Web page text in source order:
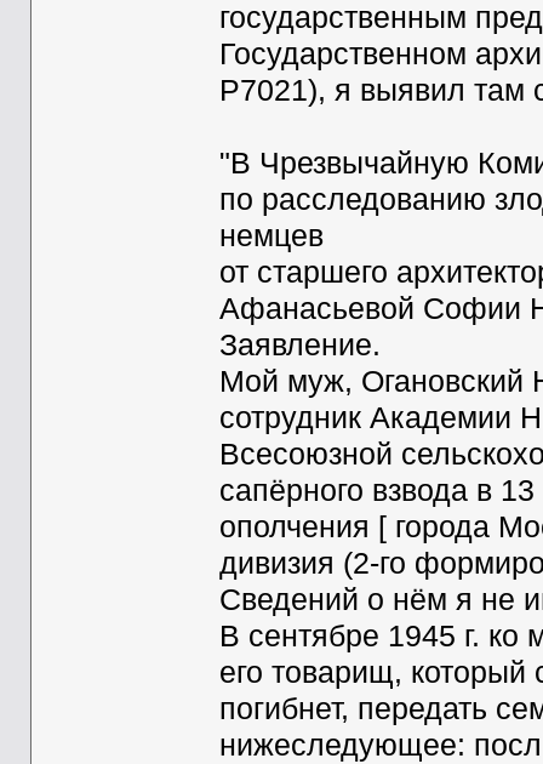
государственным
Государственном
Р7021), я выявил там
"В Чрезвычайную
по расследованию
немцев
от старшего
Афанасьевой Софии
Заявление.
Мой муж, Огановский
сотрудник Академии
Всесоюзной
сапёрного взвода в
ополчения [ города
дивизия (2-го
Сведений о нём я не
В сентябре 1945 г.
его товарищ,
погибнет, передать
нижеследующее: